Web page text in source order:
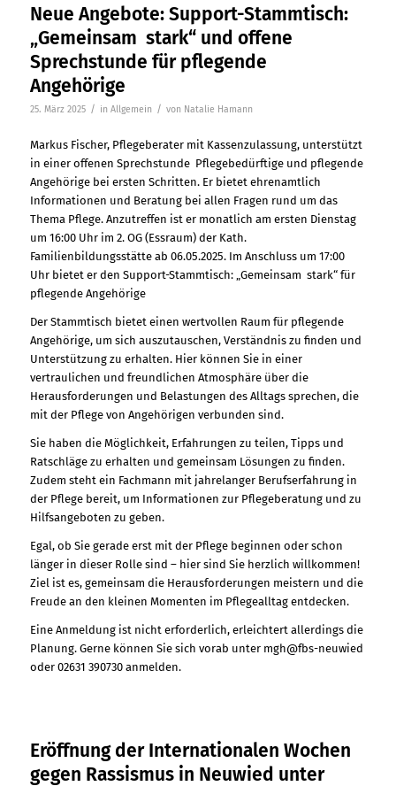
Neue Angebote: Support-Stammtisch:
„Gemeinsam stark“ und offene
Sprechstunde für pflegende
Angehörige
25. März 2025 / in Allgemein / von Natalie Hamann
Markus Fischer, Pflegeberater mit Kassenzulassung, unterstützt
in einer offenen Sprechstunde Pflegebedürftige und pflegende
Angehörige bei ersten Schritten. Er bietet ehrenamtlich
Informationen und Beratung bei allen Fragen rund um das
Thema Pflege. Anzutreffen ist er monatlich am ersten Dienstag
um 16:00 Uhr im 2. OG (Essraum) der Kath.
Familienbildungsstätte ab 06.05.2025. Im Anschluss um 17:00
Uhr bietet er den Support-Stammtisch: „Gemeinsam stark“ für
pflegende Angehörige
Der Stammtisch bietet einen wertvollen Raum für pflegende
Angehörige, um sich auszutauschen, Verständnis zu finden und
Unterstützung zu erhalten. Hier können Sie in einer
vertraulichen und freundlichen Atmosphäre über die
Herausforderungen und Belastungen des Alltags sprechen, die
mit der Pflege von Angehörigen verbunden sind.
Sie haben die Möglichkeit, Erfahrungen zu teilen, Tipps und
Ratschläge zu erhalten und gemeinsam Lösungen zu finden.
Zudem steht ein Fachmann mit jahrelanger Berufserfahrung in
der Pflege bereit, um Informationen zur Pflegeberatung und zu
Hilfsangeboten zu geben.
Egal, ob Sie gerade erst mit der Pflege beginnen oder schon
länger in dieser Rolle sind – hier sind Sie herzlich willkommen!
Ziel ist es, gemeinsam die Herausforderungen meistern und die
Freude an den kleinen Momenten im Pflegealltag entdecken.
Eine Anmeldung ist nicht erforderlich, erleichtert allerdings die
Planung. Gerne können Sie sich vorab unter mgh@fbs-neuwied
oder 02631 390730 anmelden.
Eröffnung der Internationalen Wochen
gegen Rassismus in Neuwied unter